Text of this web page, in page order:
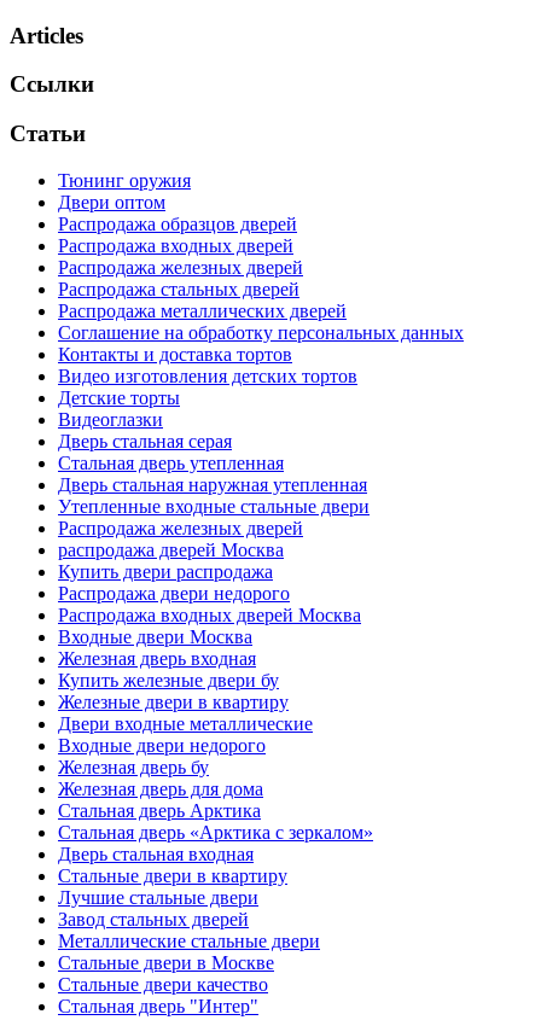
Articles
Ссылки
Статьи
Тюнинг оружия
Двери оптом
Распродажа образцов дверей
Распродажа входных дверей
Распродажа железных дверей
Распродажа стальных дверей
Распродажа металлических дверей
Соглашение на обработку персональных данных
Контакты и доставка тортов
Видео изготовления детских тортов
Детские торты
Видеоглазки
Дверь стальная серая
Стальная дверь утепленная
Дверь стальная наружная утепленная
Утепленные входные стальные двери
Распродажа железных дверей
распродажа дверей Москва
Купить двери распродажа
Распродажа двери недорого
Распродажа входных дверей Москва
Входные двери Москва
Железная дверь входная
Купить железные двери бу
Железные двери в квартиру
Двери входные металлические
Входные двери недорого
Железная дверь бу
Железная дверь для дома
Стальная дверь Арктика
Стальная дверь «Арктика с зеркалом»
Дверь стальная входная
Стальные двери в квартиру
Лучшие стальные двери
Завод стальных дверей
Металлические стальные двери
Стальные двери в Москве
Стальные двери качество
Стальная дверь "Интер"